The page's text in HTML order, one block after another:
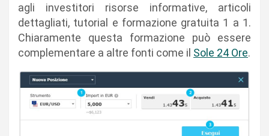
agli investitori risorse informative, articoli
dettagliati, tutorial e formazione gratuita 1 a 1.
Chiaramente questa formazione può essere
complementare a altre fonti come il Sole 24 Ore.